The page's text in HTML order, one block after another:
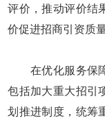
评价，推动评价结
价促进招商引资质
在优化服务保障
包括加大重大招引
划推进制度，统筹